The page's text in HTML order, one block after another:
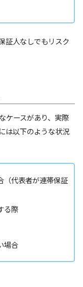
証人なしでもリスク
ケースがあり、実際
は以下のような状況
（代表者が連帯保証
る際
場合